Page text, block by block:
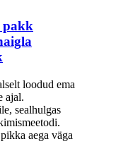
pakk
loodud ema
ajal.
sealhulgas
aega väga